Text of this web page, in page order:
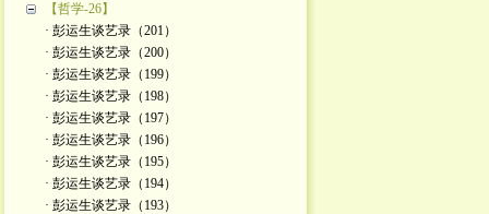
【哲学-26】
· 彭运生谈艺录（201）
· 彭运生谈艺录（200）
· 彭运生谈艺录（199）
· 彭运生谈艺录（198）
· 彭运生谈艺录（197）
· 彭运生谈艺录（196）
· 彭运生谈艺录（195）
· 彭运生谈艺录（194）
· 彭运生谈艺录（193）